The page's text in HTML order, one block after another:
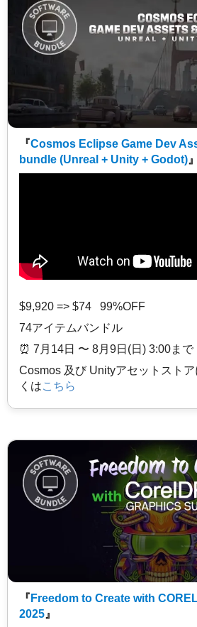
『Cosmos Eclipse Game Dev
bundle (Unreal + Unity + Godot) 』
$9,920 => $74 99%OFF
74アイテムバンドル
⏰️ 7月14日 〜 8月9日(日) 3:00まで
Cosmos 及び Unityアセットスト
くはこちら
『 Freedom to Create with
2025 』